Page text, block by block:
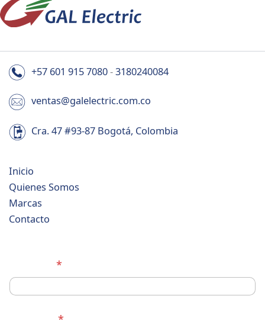
+57 601 915 7080-3180240084
ventas@galelectric.com.co
Cra. 47 #93-87 Bogotá, Colombia
Inicio
Quienes Somos
Marcas
Contacto
u
d
*
*